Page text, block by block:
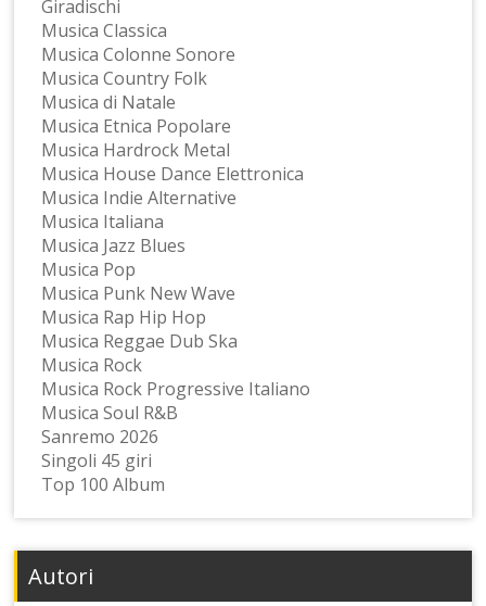
Giradischi
Musica Classica
Musica Colonne Sonore
Musica Country Folk
Musica di Natale
Musica Etnica Popolare
Musica Hardrock Metal
Musica House Dance Elettronica
Musica Indie Alternative
Musica Italiana
Musica Jazz Blues
Musica Pop
Musica Punk New Wave
Musica Rap Hip Hop
Musica Reggae Dub Ska
Musica Rock
Musica Rock Progressive Italiano
Musica Soul R&B
Sanremo 2026
Singoli 45 giri
Top 100 Album
Autori